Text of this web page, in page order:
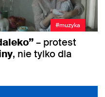
#muzyka
– protest
, nie tylko dla